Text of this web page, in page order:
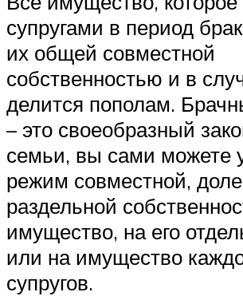
супругами в период
их общей совместной
собственностью и в
делится пополам.
– это своеобразный
семьи, вы сами можете
режим совместной,
раздельной
имущество, на его
или на имущество
супругов.